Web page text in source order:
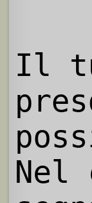
Il
Nel